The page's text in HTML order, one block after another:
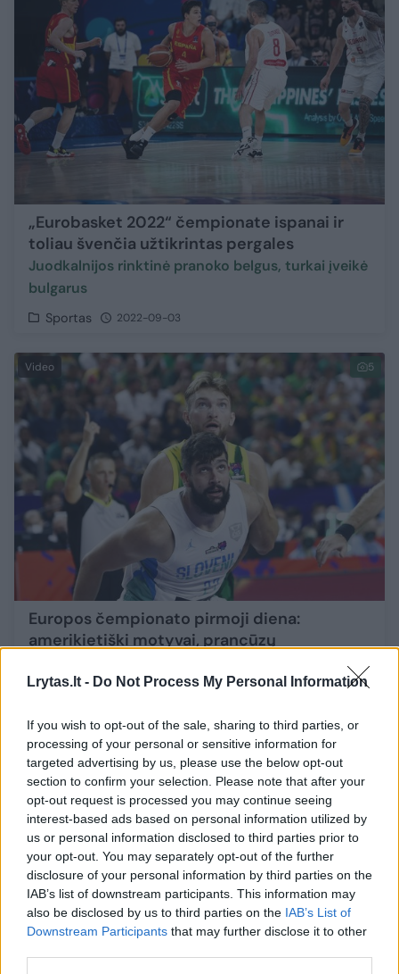
Lrytas.lt - Do Not Process My Personal Information
If you wish to opt-out of the sale, sharing to third parties, or
processing of your personal or sensitive information for
targeted advertising by us, please use the below opt-out
section to confirm your selection. Please note that after your
opt-out request is processed you may continue seeing
interest-based ads based on personal information utilized by
us or personal information disclosed to third parties prior to
your opt-out. You may separately opt-out of the further
disclosure of your personal information by third parties on the
IAB’s list of downstream participants. This information may
also be disclosed by us to third parties on the IAB’s List of
Downstream Participants that may further disclose it to other
„Eurobasket 2022“ čempionate ispanai ir
toliau švenčia užtikrintas pergales
Juodkalnijos rinktinė pranoko belgus, turkai įveikė
bulgarus
Sportas 2022-09-03
Video 5
Europos čempionato pirmoji diena:
amerikietiški motyvai, prancūzų
nusivylimas ir šaltakraujis belgų veteranas
Sportas 2022-09-02